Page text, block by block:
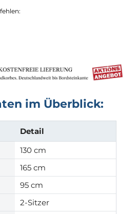
im Überblick:
Detail
130 cm
165 cm
95 cm
2-Sitzer